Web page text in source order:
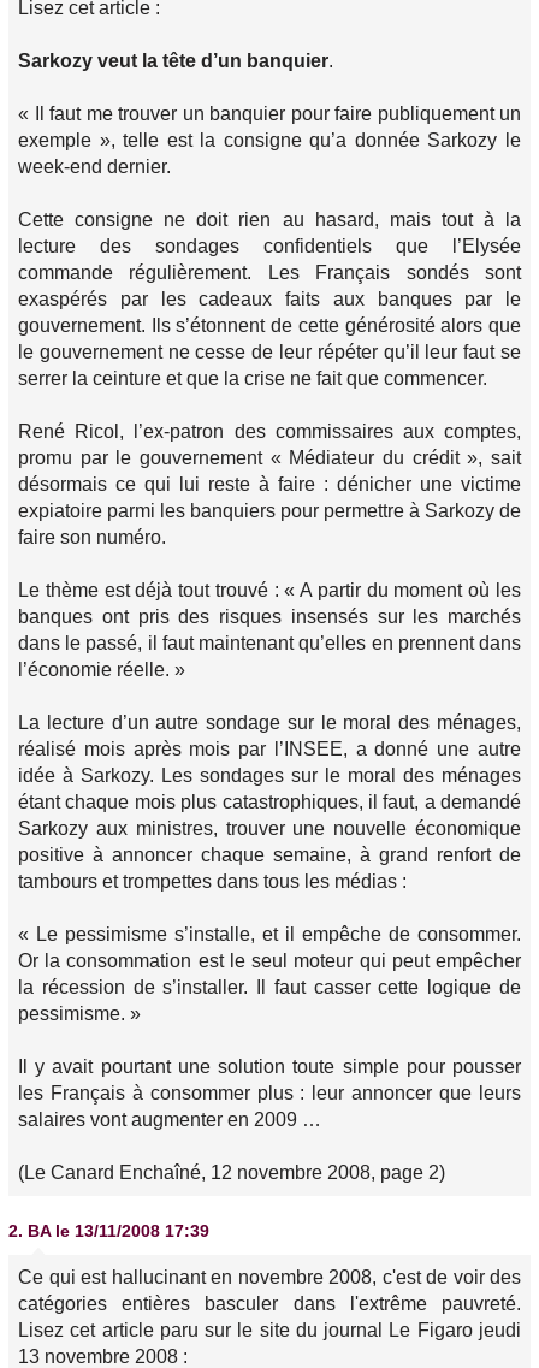
Lisez cet article :
Sarkozy veut la tête d’un banquier.
« Il faut me trouver un banquier pour faire publiquement un
exemple », telle est la consigne qu’a donnée Sarkozy le
week-end dernier.
Cette consigne ne doit rien au hasard, mais tout à la
lecture des sondages confidentiels que l’Elysée
commande régulièrement. Les Français sondés sont
exaspérés par les cadeaux faits aux banques par le
gouvernement. Ils s’étonnent de cette générosité alors que
le gouvernement ne cesse de leur répéter qu’il leur faut se
serrer la ceinture et que la crise ne fait que commencer.
René Ricol, l’ex-patron des commissaires aux comptes,
promu par le gouvernement « Médiateur du crédit », sait
désormais ce qui lui reste à faire : dénicher une victime
expiatoire parmi les banquiers pour permettre à Sarkozy de
faire son numéro.
Le thème est déjà tout trouvé : « A partir du moment où les
banques ont pris des risques insensés sur les marchés
dans le passé, il faut maintenant qu’elles en prennent dans
l’économie réelle. »
La lecture d’un autre sondage sur le moral des ménages,
réalisé mois après mois par l’INSEE, a donné une autre
idée à Sarkozy. Les sondages sur le moral des ménages
étant chaque mois plus catastrophiques, il faut, a demandé
Sarkozy aux ministres, trouver une nouvelle économique
positive à annoncer chaque semaine, à grand renfort de
tambours et trompettes dans tous les médias :
« Le pessimisme s’installe, et il empêche de consommer.
Or la consommation est le seul moteur qui peut empêcher
la récession de s’installer. Il faut casser cette logique de
pessimisme. »
Il y avait pourtant une solution toute simple pour pousser
les Français à consommer plus : leur annoncer que leurs
salaires vont augmenter en 2009 …
(Le Canard Enchaîné, 12 novembre 2008, page 2)
2. BA le 13/11/2008 17:39
Ce qui est hallucinant en novembre 2008, c'est de voir des
catégories entières basculer dans l'extrême pauvreté.
Lisez cet article paru sur le site du journal Le Figaro jeudi
13 novembre 2008 :